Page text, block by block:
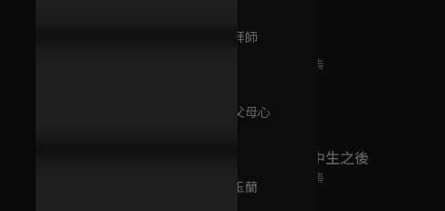
第7集 正式拜師
第8集 天下父母心
第9集 江岸玉蘭
我叫侯美麗
已完結 / 共 2 集
死了一個國中生之後
已完結 / 共 4 集